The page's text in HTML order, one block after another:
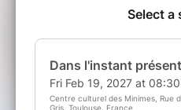
"Dans l'instant présent"
entièrement improvisée
ancrés dans leur
les statistiques de la